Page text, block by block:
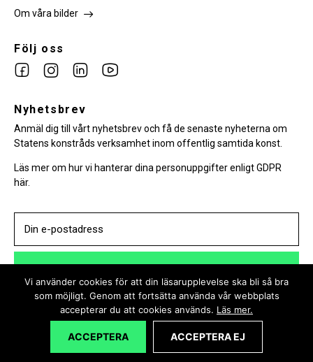
Om våra bilder
Följ oss
facebookinstagramLinkedin
Nyhetsbrev
Anmäl dig till vårt nyhetsbrev och få de senaste nyheterna om
Statens konstråds verksamhet inom offentlig samtida konst.
Läs mer om hur vi hanterar dina personuppgifter enligt GDPR
här.
Vi använder cookies för att din läsarupplevelse ska bli så bra
som möjligt. Genom att fortsätta använda vår webbplats
accepterar du att cookies används. Läs mer.
ACCEPTERA ACCEPTERA EJ